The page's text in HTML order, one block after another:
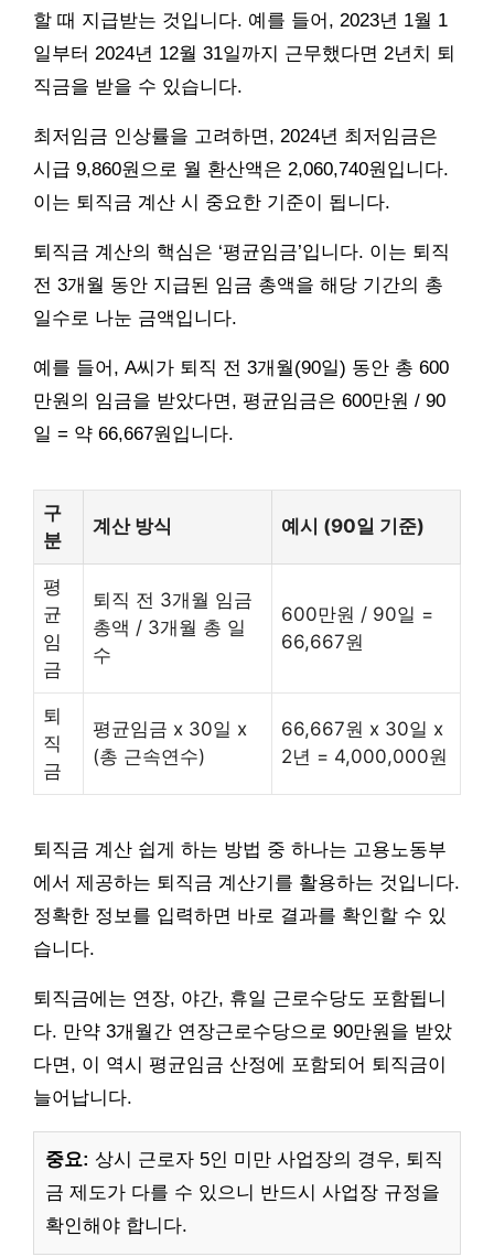
할 때 지급받는 것입니다. 예를 들어, 2023년 1월 1
일부터 2024년 12월 31일까지 근무했다면 2년치 퇴
직금을 받을 수 있습니다.
최저임금 인상률을 고려하면, 2024년 최저임금은
시급 9,860원으로 월 환산액은 2,060,740원입니다.
이는 퇴직금 계산 시 중요한 기준이 됩니다.
퇴직금 계산의 핵심은 ‘평균임금’입니다. 이는 퇴직
전 3개월 동안 지급된 임금 총액을 해당 기간의 총
일수로 나눈 금액입니다.
예를 들어, A씨가 퇴직 전 3개월(90일) 동안 총 600
만원의 임금을 받았다면, 평균임금은 600만원 / 90
일 = 약 66,667원입니다.
구
분
계산 방식 예시 (90일 기준)
평
균
임
금
퇴직 전 3개월 임금
총액 / 3개월 총 일
수
600만원 / 90일 =
66,667원
퇴
직
금
평균임금 x 30일 x
(총 근속연수)
66,667원 x 30일 x
2년 = 4,000,000원
퇴직금 계산 쉽게 하는 방법 중 하나는 고용노동부
에서 제공하는 퇴직금 계산기를 활용하는 것입니다.
정확한 정보를 입력하면 바로 결과를 확인할 수 있
습니다.
퇴직금에는 연장, 야간, 휴일 근로수당도 포함됩니
다. 만약 3개월간 연장근로수당으로 90만원을 받았
다면, 이 역시 평균임금 산정에 포함되어 퇴직금이
늘어납니다.
중요: 상시 근로자 5인 미만 사업장의 경우, 퇴직
금 제도가 다를 수 있으니 반드시 사업장 규정을
확인해야 합니다.